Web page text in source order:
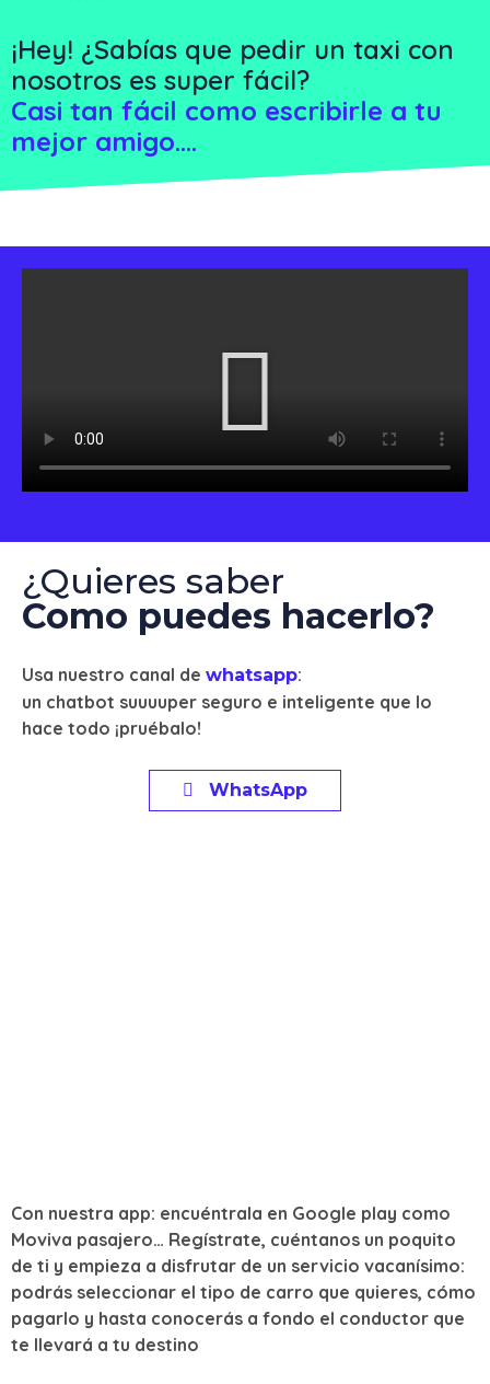
¡Hey! ¿Sabías que pedir un taxi con
nosotros es super fácil?
Casi tan fácil como escribirle a tu
mejor amigo….
¿Quieres saber
Como puedes hacerlo?
Usa nuestro canal de whatsapp:
un chatbot suuuuper seguro e inteligente que lo
hace todo ¡pruébalo!
WhatsApp
Con nuestra app: encuéntrala en Google play como
Moviva pasajero… Regístrate, cuéntanos un poquito
de ti y empieza a disfrutar de un servicio vacanísimo:
podrás seleccionar el tipo de carro que quieres, cómo
pagarlo y hasta conocerás a fondo el conductor que
te llevará a tu destino